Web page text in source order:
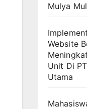
Mulya
Website
Unit Di
Utama